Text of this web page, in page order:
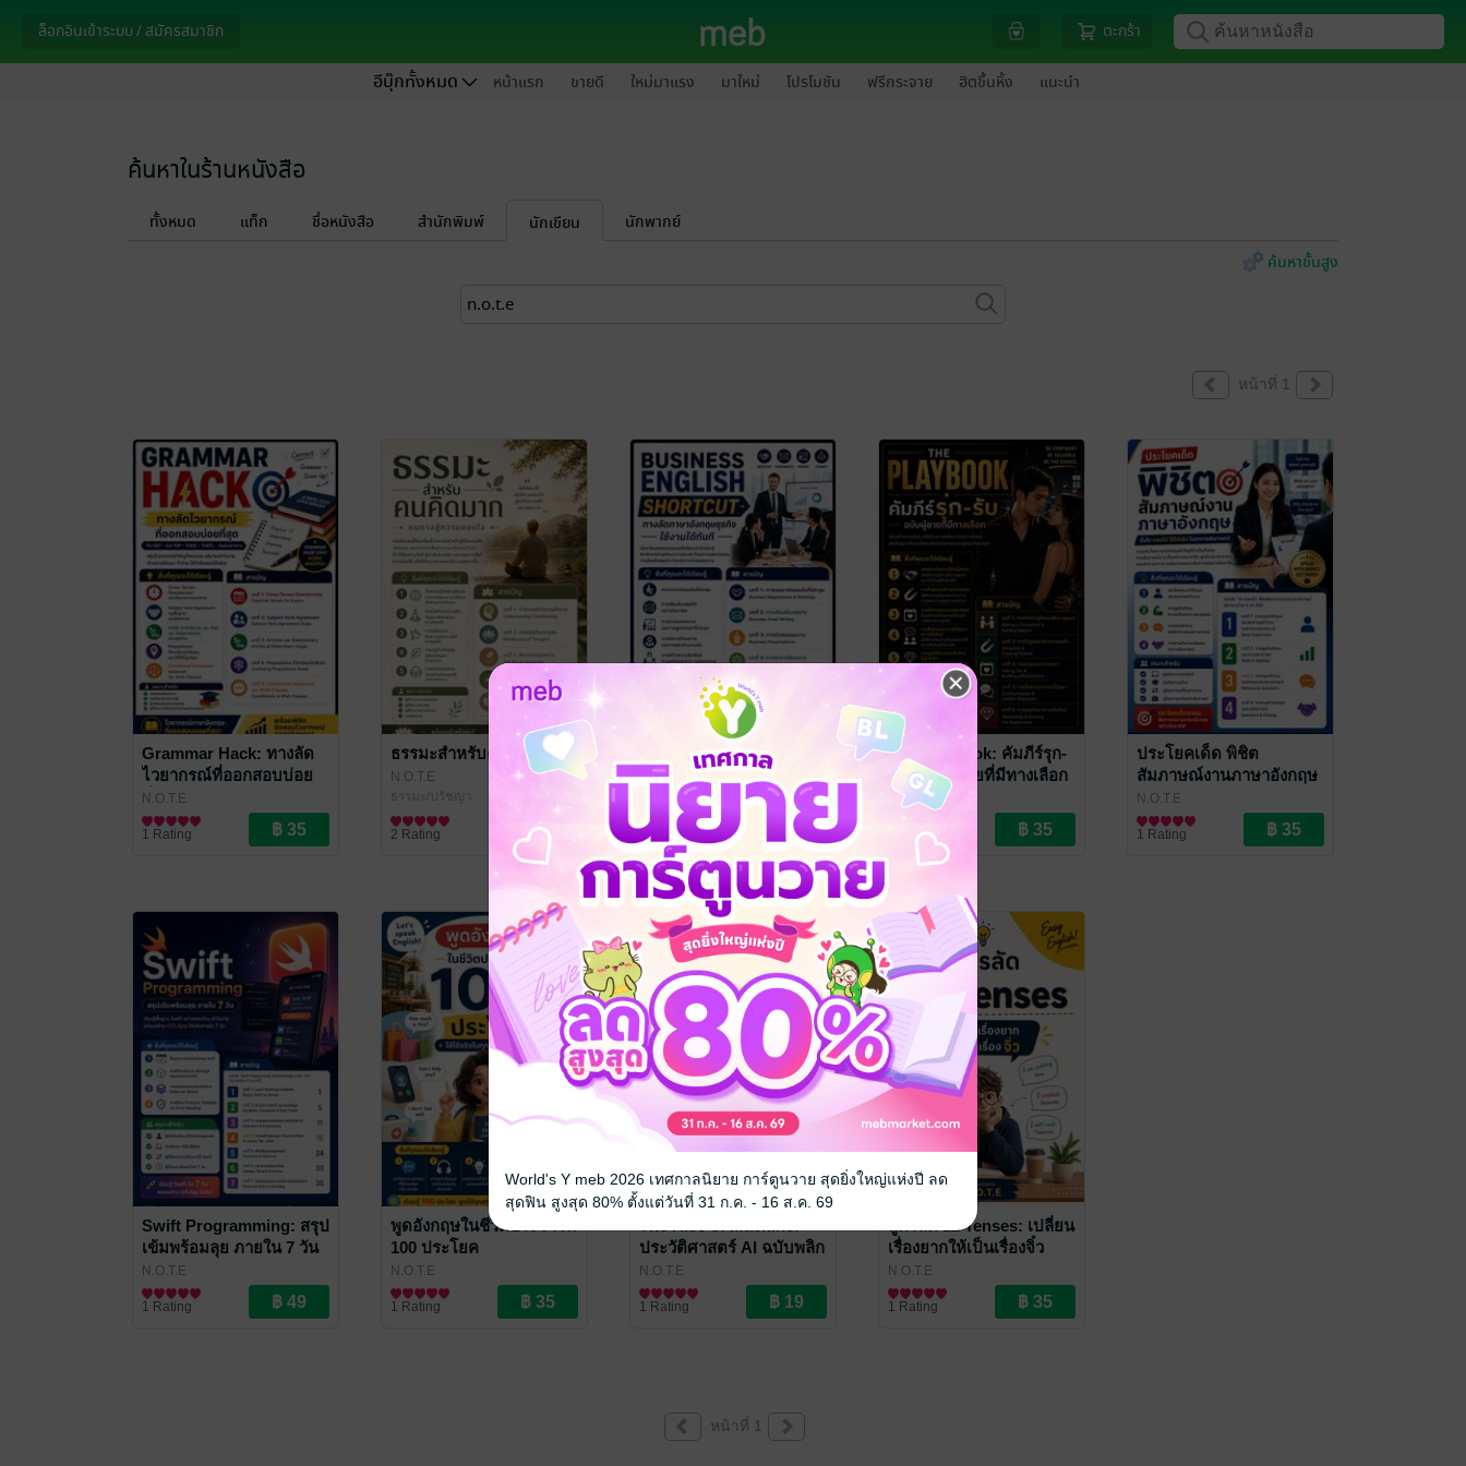
ล็อกอินเข้าระบบ / สมัครสมาชิก ตะกร้า
อีบุ๊กทั้งหมด หน้าแรก ขายดี ใหม่มาแรง มาใหม่ โปรโมชัน ฟรีกระจาย ฮิตขึ้นหิ้ง แนะนำ
ค้นหาในร้านหนังสือ
ทั้งหมด แท็ก ชื่อหนังสือ สำนักพิมพ์ นักเขียน
นักพากย์
ค้นหาขั้นสูง
หน้าที่ 1
Grammar Hack: ทางลัด
ไวยากรณ์ที่ออกสอบบ่อย
ที่สุด
N.O.T.E
การศึกษา/ตำราเรียน
1 Rating
ธรรมะสำหรับคนคิดมาก
N.O.T.E
ธรรมะ/ปรัชญา
2 Rating
Business English
Shortcut: ทางลัดภาษา
อังกฤษธุรกิจ ใช้งานได้
ทันที
N.O.T.E
ภาษา
1 Rating
The Playbook: คัมภีร์รุก-
รับ ฉบับผู้ชายที่มีทางเลือก
N.O.T.E
พัฒนาตนเอง
1 Rating
ประโยคเด็ด พิชิต
สัมภาษณ์งานภาษาอังกฤษ
N.O.T.E
ภาษา
1 Rating
Swift Programming: สรุป
เข้มพร้อมลุย ภายใน 7 วัน
N.O.T.E
คอมพิวเตอร์
1 Rating
พูดอังกฤษในชีวิตประจำวัน
100 ประโยค
N.O.T.E
ภาษา
1 Rating
ประวัติศาสตร์ AI ฉบับพลิก
โลก
N.O.T.E
ประวัติศาสตร์
1 Rating
สูตรลัด 12 Tenses: เปลี่ยน
เรื่องยากให้เป็นเรื่องจิ๋ว
N.O.T.E
การศึกษา/ตำราเรียน
1 Rating
หน้าที่ 1
World's Y meb 2026 เทศกาลนิยาย การ์ตูนวาย สุดยิ่งใหญ่แห่งปี ลด
สุดฟิน สูงสุด 80% ตั้งแต่วันที่ 31 ก.ค. - 16 ส.ค. 69